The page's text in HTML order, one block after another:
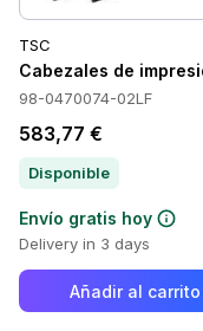
TSC
Cabezales de
98-0470074-02LF
583,77 €
Disponible
Envío gratis hoy
Delivery in 3 days
Añadir al carrito